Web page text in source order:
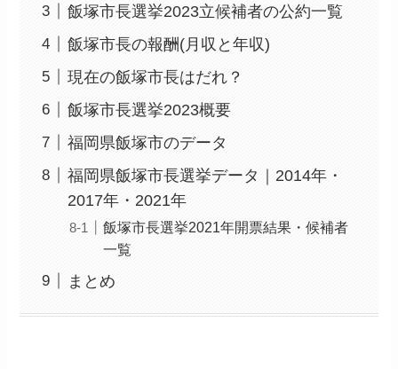
飯塚市長選挙2023立候補者の公約一覧
飯塚市長の報酬(月収と年収)
現在の飯塚市長はだれ？
飯塚市長選挙2023概要
福岡県飯塚市のデータ
福岡県飯塚市長選挙データ｜2014年・
2017年・2021年
飯塚市長選挙2021年開票結果・候補者
一覧
まとめ